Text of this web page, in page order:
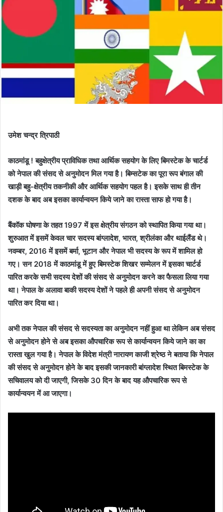
उमेश चन्द्र त्रिपाठी
काठमांडू ! बहुक्षेत्रीय प्राविधिक तथा आर्थिक सहयोग के लिए बिमस्टेक के चार्टर्ड
को नेपाल की संसद से अनुमोदन मिल गया है। बिम्सटेक का पूरा रूप बंगाल की
खाड़ी बहु-क्षेत्रीय तकनीकी और आर्थिक सहयोग पहल है। इसके साथ ही तीन
दशक के बाद अब इसका कार्यान्वयन किये जाने का रास्ता साफ हो गया है।
बैंकॉक घोषणा के तहत 1997 में इस क्षेत्रीय संगठन को स्थापित किया गया था।
शुरुआत में इसमें केवल चार सदस्य बांग्लादेश, भारत, श्रीलंका और थाईलैंड थे।
नवम्बर, 2016 में इसमें बर्मा, भूटान और नेपाल भी सदस्य के रूप में शामिल हो
गए। सन 2018 में काठमांडू में हुए बिमस्टेक शिखर सम्मेलन में इसका चार्टर्ड
पारित करके सभी सदस्य देशों की संसद से अनुमोदन करने का फैसला लिया गया
था। नेपाल के अलावा बाकी सदस्य देशों ने पहले ही अपनी संसद से अनुमोदन
पारित कर दिया था।
अभी तक नेपाल की संसद से सदस्यता का अनुमोदन नहीं हुआ था लेकिन अब संसद
से अनुमोदन होने से अब इसका औपचारिक रूप से कार्यान्वयन किये जाने का का
रास्ता खुल गया है। नेपाल के विदेश मंत्री नारायण काजी श्रेष्ठ ने बताया कि नेपाल
की संसद से अनुमोदन होने के बाद इसकी जानकारी बांग्लादेश स्थित बिमस्टेक के
सचिवालय को दी जाएगी, जिसके 30 दिन के बाद यह औपचारिक रूप से
कार्यान्वयन में आ जाएगा।